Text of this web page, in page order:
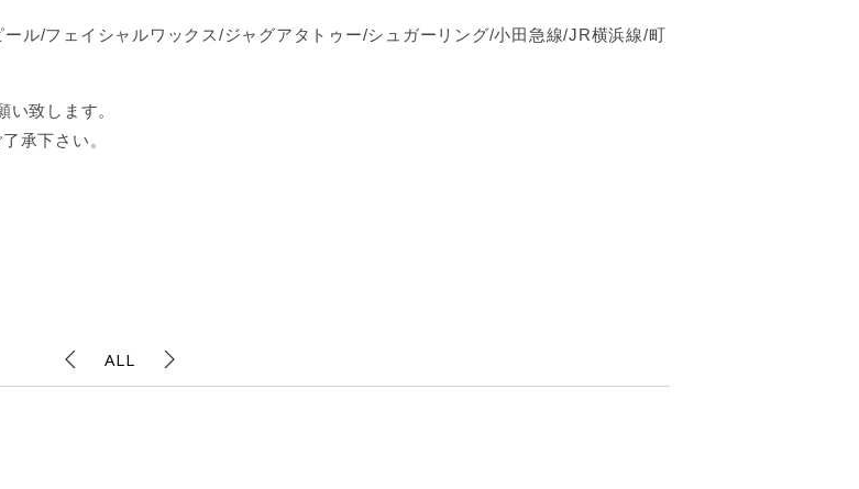
ル/フェイシャルワックス/ジャグアタトゥー/シュガーリング/小田急線/JR横浜線/町
致します。
承下さい。
ALL